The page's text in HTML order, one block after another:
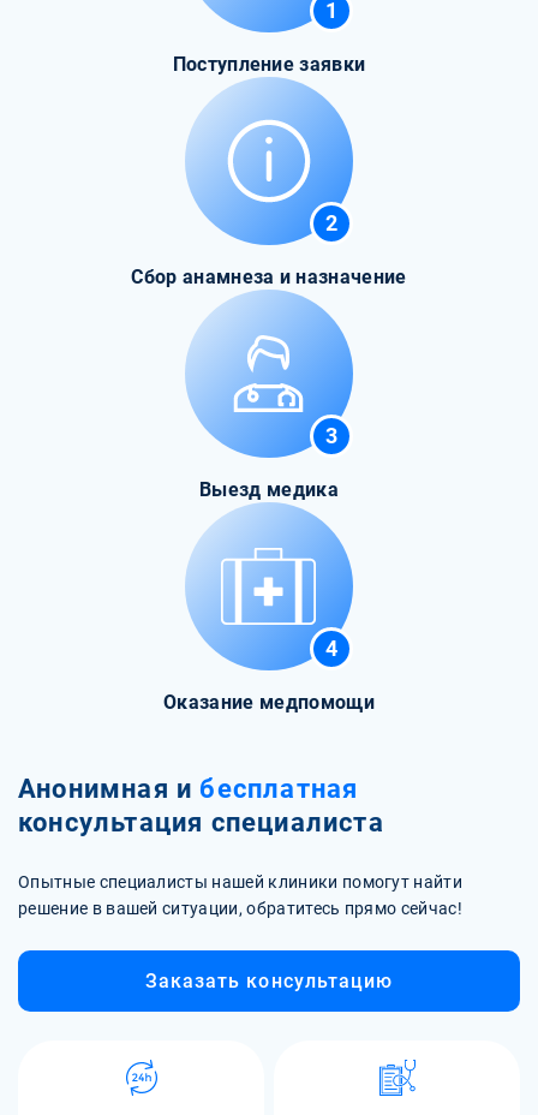
1
Поступление заявки
2
Сбор анамнеза и назначение
3
Выезд медика
4
Оказание медпомощи
Анонимная и бесплатная
консультация специалиста
Опытные специалисты нашей клиники помогут найти
решение в вашей ситуации, обратитесь прямо сейчас!
Заказать консультацию